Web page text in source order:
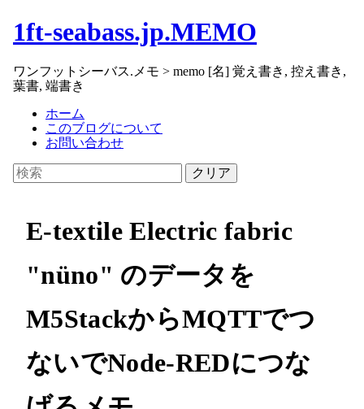
1ft-seabass.jp.MEMO
ワンフットシーバス.メモ > memo [名] 覚え書き, 控え書き,
葉書, 端書き
ホーム
このブログについて
お問い合わせ
クリア
E-textile Electric fabric
"nüno" のデータを
M5StackからMQTTでつ
ないでNode-REDにつな